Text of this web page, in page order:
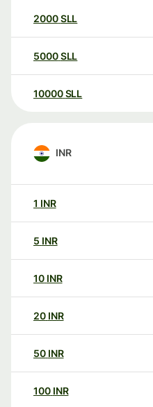
2000SLL
5000SLL
10000 SLL
INR
1 INR
5 INR
10 INR
20 INR
50 INR
100 INR